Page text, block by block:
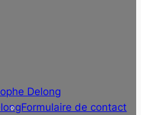
Delong
Formulaire de contact